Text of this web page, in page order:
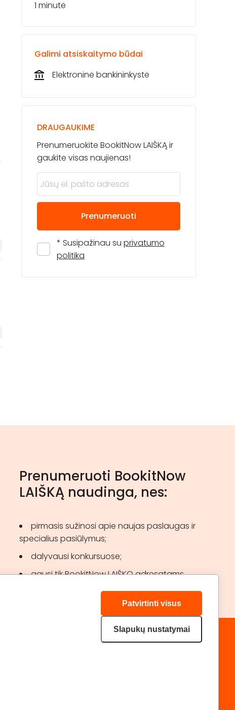
Patvirtinti visus
Slapukų nustatymai
1 minutė
Galimi atsiskaitymo būdai
Elektroninė bankininkystė
DRAUGAUKIME
Prenumeruokite BookitNow LAIŠKĄ ir
gaukite visas naujienas!
Prenumeruoti
* Susipažinau su privatumo
politika
Prenumeruoti BookitNow
LAIŠKĄ naudinga, nes:
pirmasis sužinosi apie naujas paslaugas ir
specialius pasiūlymus;
dalyvausi konkursuose;
gausi tik BookitNow LAIŠKO adresatams
DRAUGAUKIME: